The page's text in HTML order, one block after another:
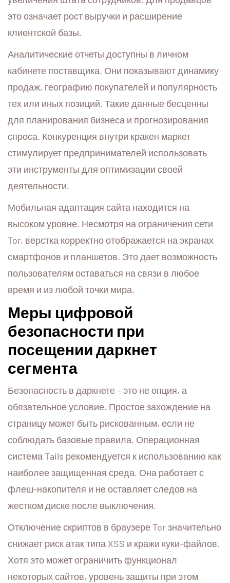
это означает рост выручки и расширение
клиентской базы.
Аналитические отчеты доступны в личном
кабинете поставщика. Они показывают динамику
продаж, географию покупателей и популярность
тех или иных позиций. Такие данные бесценны
для планирования бизнеса и прогнозирования
спроса. Конкуренция внутри кракен маркет
стимулирует предпринимателей использовать
эти инструменты для оптимизации своей
деятельности.
Мобильная адаптация сайта находится на
высоком уровне. Несмотря на ограничения сети
Tor, верстка корректно отображается на экранах
смартфонов и планшетов. Это дает возможность
пользователям оставаться на связи в любое
время и из любой точки мира.
Меры цифровой
безопасности при
посещении даркнет
сегмента
Безопасность в даркнете – это не опция, а
обязательное условие. Простое захождение на
страницу может быть рискованным, если не
соблюдать базовые правила. Операционная
система Tails рекомендуется к использованию как
наиболее защищенная среда. Она работает с
флеш-накопителя и не оставляет следов на
жестком диске после выключения.
Отключение скриптов в браузере Tor значительно
снижает риск атак типа XSS и кражи куки-файлов.
Хотя это может ограничить функционал
некоторых сайтов, уровень защиты при этом